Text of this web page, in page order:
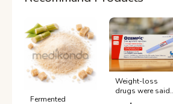
Fermented
Weight-loss
drugs were said
to be a game